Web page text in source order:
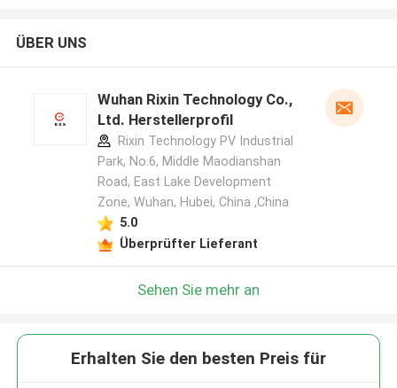
ÜBER UNS
Wuhan Rixin Technology Co.,
Ltd. Herstellerprofil
Rixin Technology PV Industrial
Park, No.6, Middle Maodianshan
Road, East Lake Development
Zone, Wuhan, Hubei, China ,China
5.0
Überprüfter Lieferant
Sehen Sie mehr an
Erhalten Sie den besten Preis für